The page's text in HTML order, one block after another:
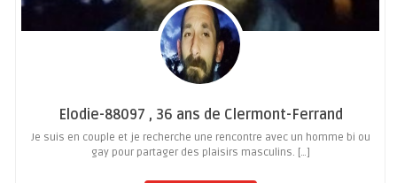
Elodie-88097 , 36 ans de Clermont-Ferrand
Je suis en couple et je recherche une rencontre avec un homme bi ou
gay pour partager des plaisirs masculins. […]